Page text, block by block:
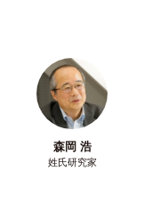
森岡 浩
姓氏研究家